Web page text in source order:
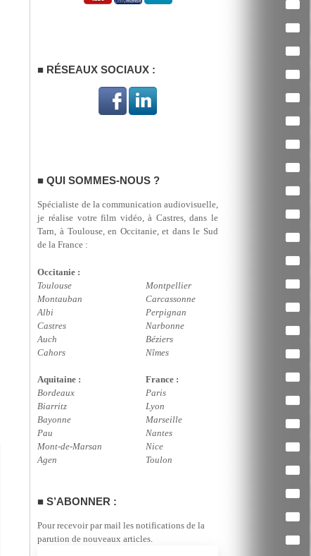
RÉSEAUX SOCIAUX :
QUI SOMMES-NOUS ?
Spécialiste de la communication audiovisuelle,
je réalise votre film vidéo, à Castres, dans le
Tarn, à Toulouse, en Occitanie, et dans le Sud
de la France :
Occitanie :
Toulouse
Montauban
Albi
Castres
Auch
Cahors
Montpellier
Carcassonne
Perpignan
Narbonne
Béziers
Nîmes
Aquitaine :
Bordeaux
Biarritz
Bayonne
Pau
Mont-de-Marsan
Agen
France :
Paris
Lyon
Marseille
Nantes
Nice
Toulon
S’ABONNER :
Pour recevoir par mail les notifications de la
parution de nouveaux articles.